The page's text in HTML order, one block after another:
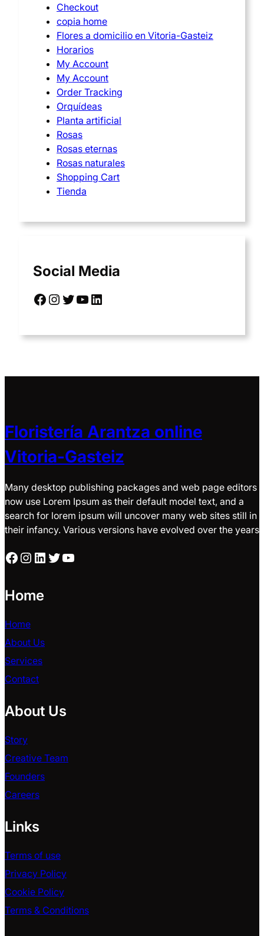
Checkout
copia home
Flores a domicilio en Vitoria-Gasteiz
Horarios
My Account
My Account
Order Tracking
Orquídeas
Planta artificial
Rosas
Rosas eternas
Rosas naturales
Shopping Cart
Tienda
Social Media
Facebook Instagram Twitter YouTube LinkedIn
Floristería Arantza online
Vitoria-Gasteiz
Many desktop publishing packages and web page editors
now use Lorem Ipsum as their default model text, and a
search for lorem ipsum will uncover many web sites still in
their infancy. Various versions have evolved over the years
Facebook Instagram LinkedIn Twitter YouTube
Home
Home
About Us
Services
Contact
About Us
Story
Creative Team
Founders
Careers
Links
Terms of use
Privacy Policy
Cookie Policy
Terms & Conditions